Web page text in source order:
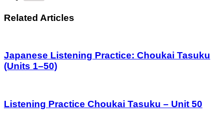
Related Articles
Japanese Listening Practice: Choukai Tasuku
(Units 1–50)
Listening Practice Choukai Tasuku – Unit 50